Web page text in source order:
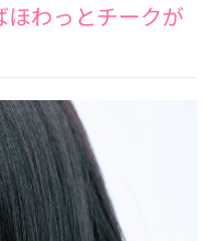
わっとチークが